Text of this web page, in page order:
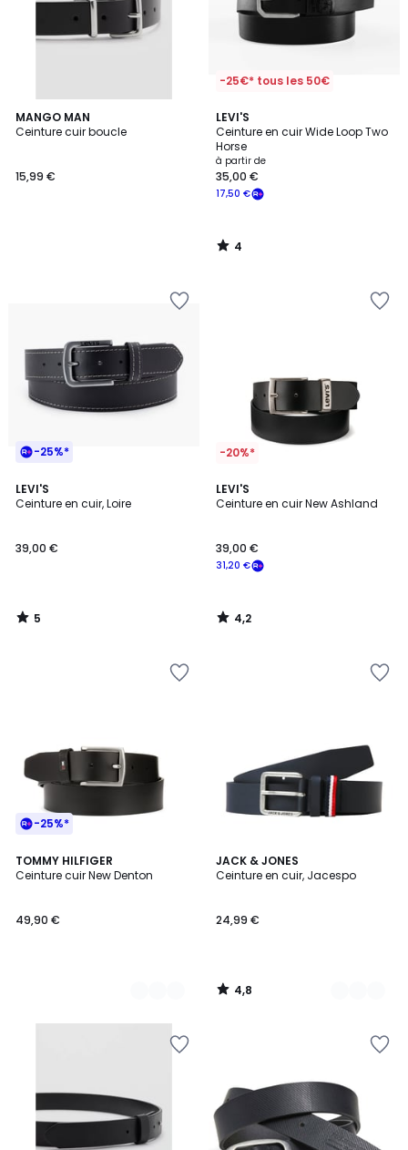
MANGO MAN
Ceinture cuir boucle
15,99 €
-25€* tous les 50€
LEVI'S
Ceinture en cuir Wide Loop Two
Horse
à partir de
17,50 €
35,00 €
4
/
5
4
/
-25%*
LEVI'S
Ceinture en cuir, Loire
39,00 €
5
/
5
/
-20%*
LEVI'S
Ceinture en cuir New Ashland
31,20 €
39,00 €
4,2
/ 5
4,2
/
-25%*
TOMMY HILFIGER
Ceinture cuir New Denton
49,90 €
2
Couleurs
JACK & JONES
Ceinture en cuir, Jacespo
24,99 €
4,8
/ 5
4
Couleurs
4,8
/